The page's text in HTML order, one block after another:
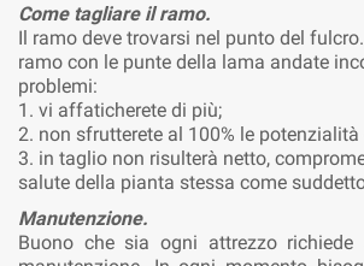
Come tagliare il ramo.
Il ramo deve trovarsi nel punto del
ramo con le punte della lama andate
problemi:
1. vi affaticherete di più;
2. non sfrutterete al 100% le
3. in taglio non risulterà netto,
salute della pianta stessa come
Manutenzione.
Buono che sia ogni attrezzo richiede